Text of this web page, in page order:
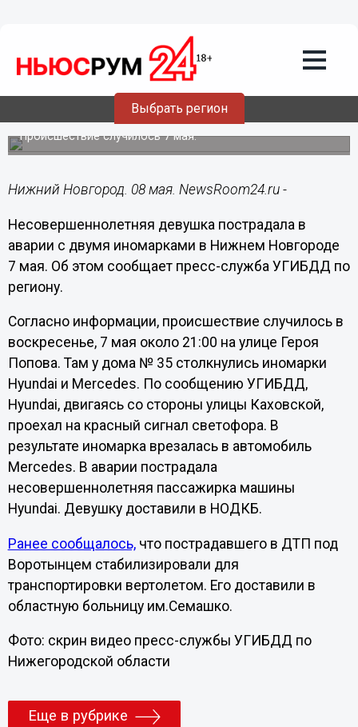
Выбрать регион
15-летняя девушка пострадала в ДТП с
двумя иномарками в Нижнем
Происшествие случилось 7 мая.
Нижний Новгород. 08 мая. NewsRoom24.ru -
Несовершеннолетняя девушка пострадала в
аварии с двумя иномарками в Нижнем Новгороде
7 мая. Об этом сообщает пресс-служба УГИБДД по
региону.
Согласно информации, происшествие случилось в
воскресенье, 7 мая около 21:00 на улице Героя
Попова. Там у дома № 35 столкнулись иномарки
Hyundai и Mercedes. По сообщению УГИБДД,
Hyundai, двигаясь со стороны улицы Каховской,
проехал на красный сигнал светофора. В
результате иномарка врезалась в автомобиль
Mercedes. В аварии пострадала
несовершеннолетняя пассажирка машины
Hyundai. Девушку доставили в НОДКБ.
Ранее сообщалось,что пострадавшего в ДТП под
Воротынцем стабилизировали для
транспортировки вертолетом. Его доставили в
областную больницу им.Семашко.
Фото: скрин видео пресс-службы УГИБДД по
Нижегородской области
Еще в рубрике